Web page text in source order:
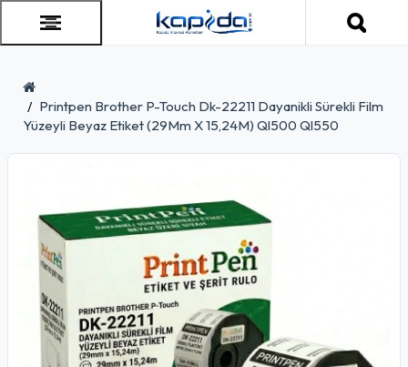
Printpen Brother P-Touch Dk-22211 Dayanikli Sürekli Film
Yüzeyli Beyaz Etiket (29Mm X 15,24M) Ql500 Ql550